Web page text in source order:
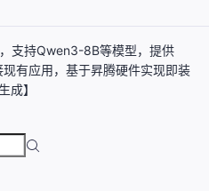
支持Qwen3-8B等模型，提供
有应用，基于昇腾硬件实现即装
成】